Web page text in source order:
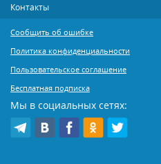
Контакты
Сообщить об ошибке
Политика конфиденциальности
Пользовательское соглашение
Бесплатная подписка
Мы в социальных сетях: